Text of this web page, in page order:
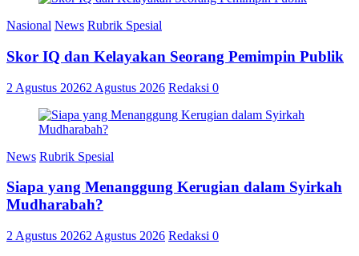
Nasional News Rubrik Spesial
Skor IQ dan Kelayakan Seorang Pemimpin Publik
2 Agustus 20262 Agustus 2026 Redaksi 0
News Rubrik Spesial
Siapa yang Menanggung Kerugian dalam Syirkah
Mudharabah?
2 Agustus 20262 Agustus 2026 Redaksi 0